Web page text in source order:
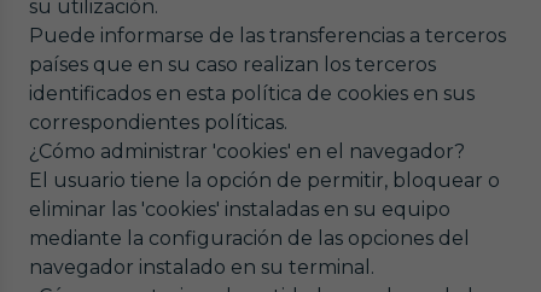
su utilización.
Puede informarse de las transferencias a terceros
países que en su caso realizan los terceros
identificados en esta política de cookies en sus
correspondientes políticas.
¿Cómo administrar 'cookies' en el navegador?
El usuario tiene la opción de permitir, bloquear o
eliminar las 'cookies' instaladas en su equipo
mediante la configuración de las opciones del
navegador instalado en su terminal.